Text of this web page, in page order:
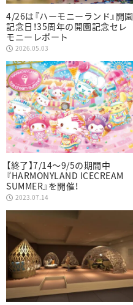
4/26は『ハーモニーランド』開園
記念日！35周年の開園記念セレ
モニーレポート
2026.05.03
【終了】7/14～9/5の期間中
『HARMONYLAND ICECREAM
SUMMER』を開催！
2023.07.14